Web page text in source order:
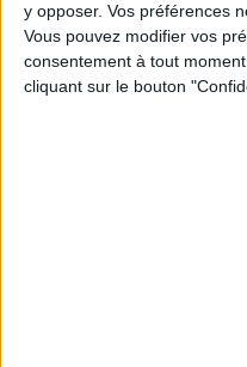
y opposer. Vos préférences
Vous pouvez modifier vos
consentement à tout
cliquant sur le bouton
Christophe Sans,
nécessité de
reconnaissance du
Vautrin, ministre du